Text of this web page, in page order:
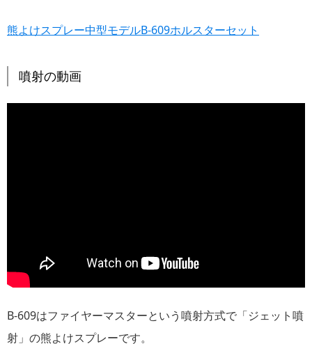
熊よけスプレー中型モデルB-609ホルスターセット
噴射の動画
B-609はファイヤーマスターという噴射方式で「ジェット噴
射」の熊よけスプレーです。